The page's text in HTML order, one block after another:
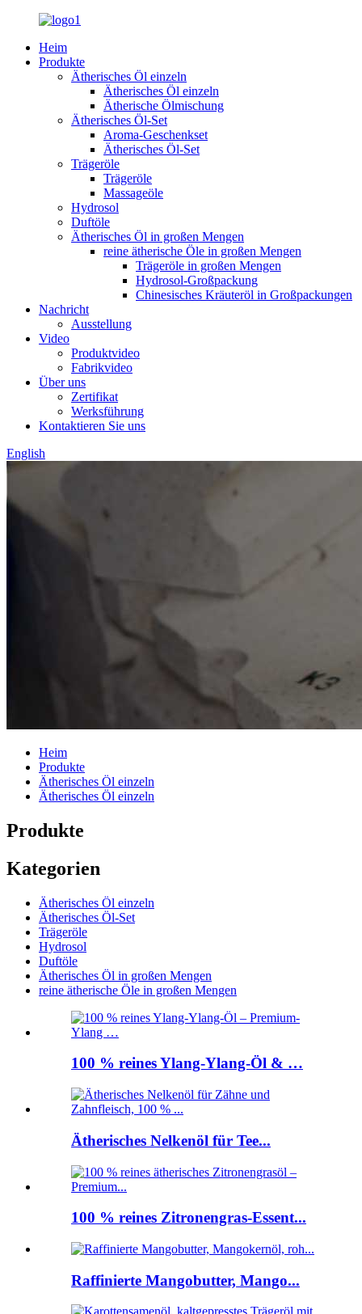
Heim
Produkte
Ätherisches Öl einzeln
Ätherisches Öl einzeln
Ätherische Ölmischung
Ätherisches Öl-Set
Aroma-Geschenkset
Ätherisches Öl-Set
Trägeröle
Trägeröle
Massageöle
Hydrosol
Duftöle
Ätherisches Öl in großen Mengen
reine ätherische Öle in großen Mengen
Trägeröle in großen Mengen
Hydrosol-Großpackung
Chinesisches Kräuteröl in Großpackungen
Nachricht
Ausstellung
Video
Produktvideo
Fabrikvideo
Über uns
Zertifikat
Werksführung
Kontaktieren Sie uns
English
Heim
Produkte
Ätherisches Öl einzeln
Ätherisches Öl einzeln
Produkte
Kategorien
Ätherisches Öl einzeln
Ätherisches Öl-Set
Trägeröle
Hydrosol
Duftöle
Ätherisches Öl in großen Mengen
reine ätherische Öle in großen Mengen
100 % reines Ylang-Ylang-Öl & …
Ätherisches Nelkenöl für Tee...
100 % reines Zitronengras-Essent...
Raffinierte Mangobutter, Mango...